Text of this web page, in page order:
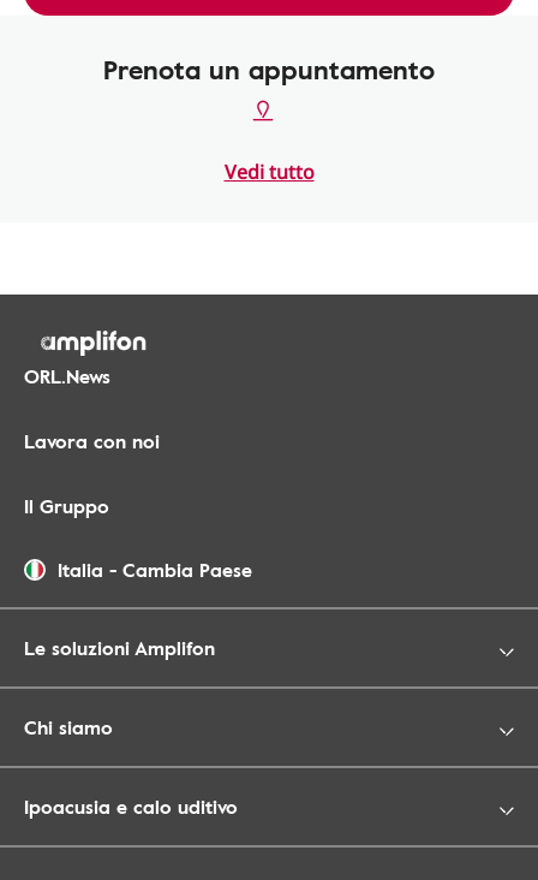
Prenota un appuntamento
Vedi tutto
ORL.News
Lavora con noi
Il Gruppo
Italia - Cambia Paese
Le soluzioni Amplifon
Chi siamo
Ipoacusia e calo uditivo